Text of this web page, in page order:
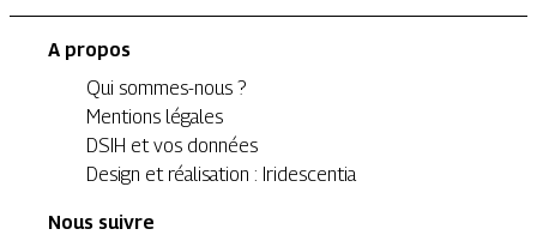
A propos
Qui sommes-nous ?
Mentions légales
DSIH et vos données
Design et réalisation : Iridescentia
Nous suivre